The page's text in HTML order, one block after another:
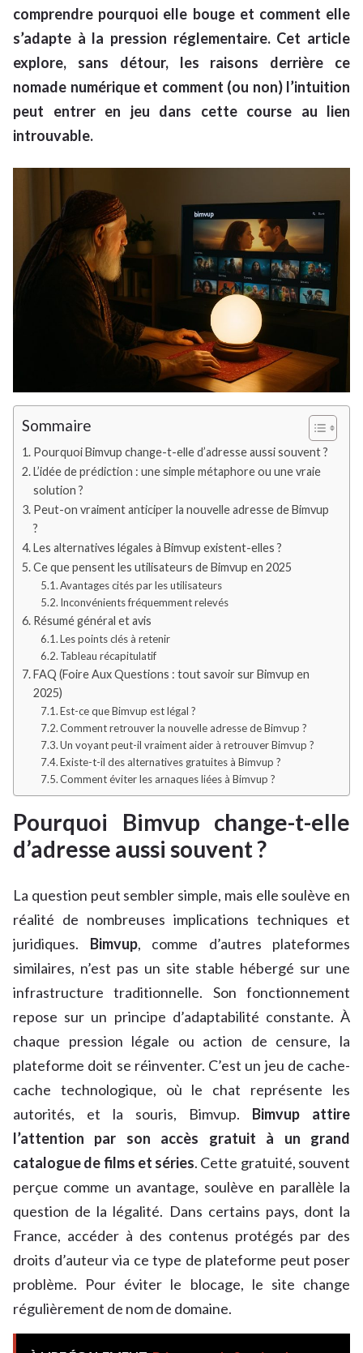
comprendre pourquoi elle bouge et comment elle
s’adapte à la pression réglementaire. Cet article
explore, sans détour, les raisons derrière ce
nomade numérique et comment (ou non) l’intuition
peut entrer en jeu dans cette course au lien
introuvable.
Sommaire
Pourquoi Bimvup change-t-elle d’adresse aussi souvent ?
L’idée de prédiction : une simple métaphore ou une vraie
solution ?
Peut-on vraiment anticiper la nouvelle adresse de Bimvup
?
Les alternatives légales à Bimvup existent-elles ?
Ce que pensent les utilisateurs de Bimvup en 2025
Avantages cités par les utilisateurs
Inconvénients fréquemment relevés
Résumé général et avis
Les points clés à retenir
Tableau récapitulatif
FAQ (Foire Aux Questions : tout savoir sur Bimvup en
2025)
Est-ce que Bimvup est légal ?
Comment retrouver la nouvelle adresse de Bimvup ?
Un voyant peut-il vraiment aider à retrouver Bimvup ?
Existe-t-il des alternatives gratuites à Bimvup ?
Comment éviter les arnaques liées à Bimvup ?
Pourquoi Bimvup change-t-elle
d’adresse aussi souvent ?
La question peut sembler simple, mais elle soulève en
réalité de nombreuses implications techniques et
juridiques. Bimvup, comme d’autres plateformes
similaires, n’est pas un site stable hébergé sur une
infrastructure traditionnelle. Son fonctionnement
repose sur un principe d’adaptabilité constante. À
chaque pression légale ou action de censure, la
plateforme doit se réinventer. C’est un jeu de cache-
cache technologique, où le chat représente les
autorités, et la souris, Bimvup. Bimvup attire
l’attention par son accès gratuit à un grand
catalogue de films et séries. Cette gratuité, souvent
perçue comme un avantage, soulève en parallèle la
question de la légalité. Dans certains pays, dont la
France, accéder à des contenus protégés par des
droits d’auteur via ce type de plateforme peut poser
problème. Pour éviter le blocage, le site change
régulièrement de nom de domaine.